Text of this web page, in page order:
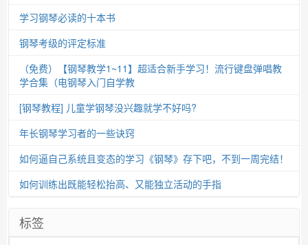
学习钢琴必读的十本书
钢琴考级的评定标准
（免费）【钢琴教学1~11】超适合新手学习！流行键盘弹唱教
学合集（电钢琴入门自学教
[钢琴教程] 儿童学钢琴没兴趣就学不好吗?
年长钢琴学习者的一些诀窍
如何逼自己系统且变态的学习《钢琴》存下吧，不到一周完结！
如何训练出既能轻松抬高、又能独立活动的手指
标签